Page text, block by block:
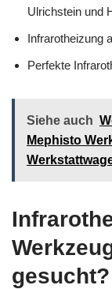
Ulrichstein und
Infrarotheizung
Perfekte
Siehe auch
Mephisto